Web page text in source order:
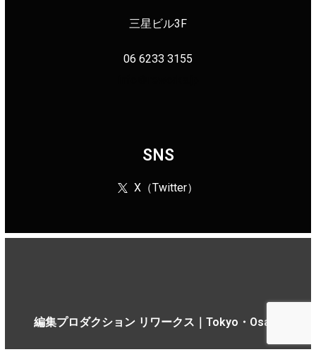
三星ビル3F
06 6233 3155
SNS
X（Twitter）
編集プロダクション リワークス｜Tokyo・Osaka